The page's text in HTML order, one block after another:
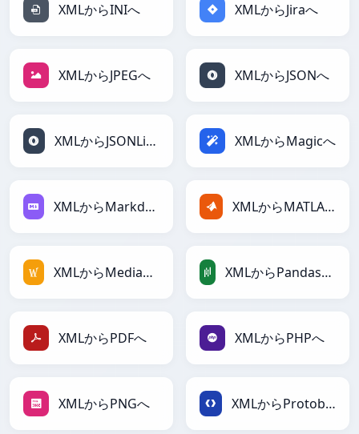
XMLからINIへ XMLからJiraへ
XMLからJPEGへ XMLからJSONへ
XMLからJSONLinesへ XMLからMagicへ
XMLからMarkdownへ XMLからMATLABへ
XMLからMediaWikiへ XMLからPandasDataFrameへ
XMLからPDFへ XMLからPHPへ
XMLからPNGへ XMLからProtobufへ